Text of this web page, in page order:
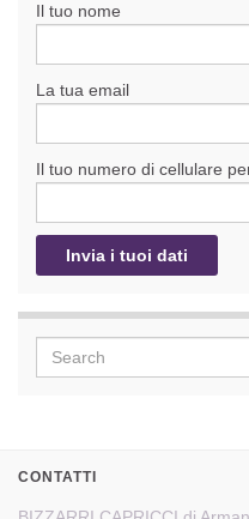
Il tuo nome
La tua email
Il tuo numero di cellulare
CONTATTI